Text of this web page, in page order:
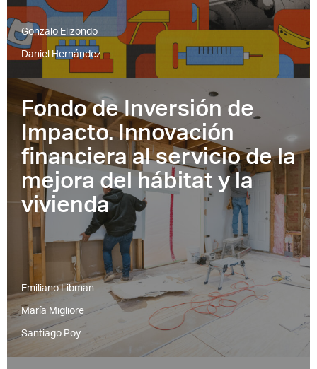
Gonzalo Elizondo
Daniel Hernández
Fondo de Inversión de
Impacto. Innovación
financiera al servicio de la
mejora del hábitat y la
vivienda
Emiliano Libman
María Migliore
Santiago Poy